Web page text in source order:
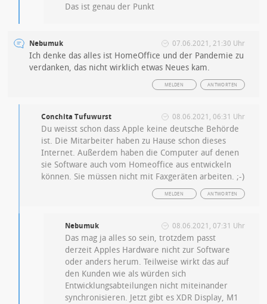
Das ist genau der Punkt
Nebumuk 07.06.2021, 21:30 Uhr
Ich denke das alles ist HomeOffice und der Pandemie zu
verdanken, das nicht wirklich etwas Neues kam.
ANTWORTEN
MELDEN
Conchita Tufuwurst 08.06.2021, 06:31 Uhr
Du weisst schon dass Apple keine deutsche Behörde
ist. Die Mitarbeiter haben zu Hause schon dieses
Internet. Außerdem haben die Computer auf denen
sie Software auch vom Homeoffice aus entwickeln
können. Sie müssen nicht mit Faxgeräten arbeiten. ;-)
ANTWORTEN
MELDEN
Nebumuk 08.06.2021, 07:31 Uhr
Das mag ja alles so sein, trotzdem passt
derzeit Apples Hardware nicht zur Software
oder anders herum. Teilweise wirkt das auf
den Kunden wie als würden sich
Entwicklungsabteilungen nicht miteinander
synchronisieren. Jetzt gibt es XDR Display, M1